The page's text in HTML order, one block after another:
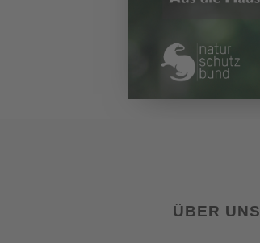
ÜBER UNS